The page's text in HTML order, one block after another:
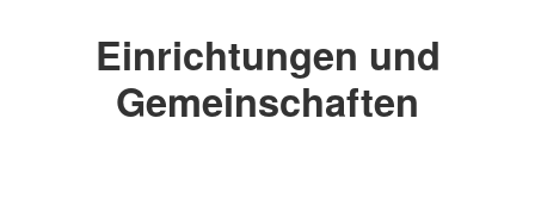
Einrichtungen und
Gemeinschaften